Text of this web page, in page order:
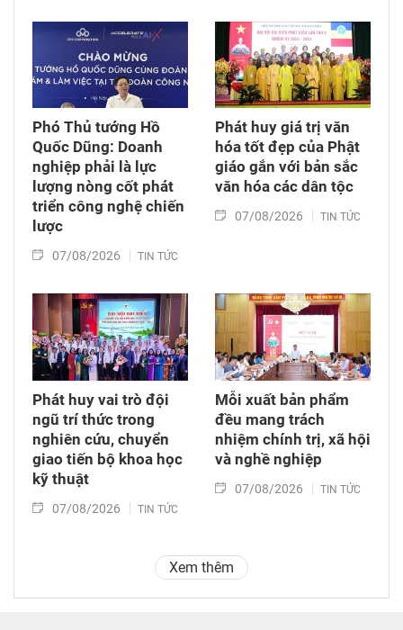
Phó Thủ tướng Hồ
Quốc Dũng: Doanh
nghiệp phải là lực
lượng nòng cốt phát
triển công nghệ chiến
lược
07/08/2026 TIN TỨC
Phát huy giá trị văn
hóa tốt đẹp của Phật
giáo gắn với bản sắc
văn hóa các dân tộc
07/08/2026 TIN TỨC
Phát huy vai trò đội
ngũ trí thức trong
nghiên cứu, chuyển
giao tiến bộ khoa học
kỹ thuật
07/08/2026 TIN TỨC
Mỗi xuất bản phẩm
đều mang trách
nhiệm chính trị, xã hội
và nghề nghiệp
07/08/2026 TIN TỨC
Xem thêm